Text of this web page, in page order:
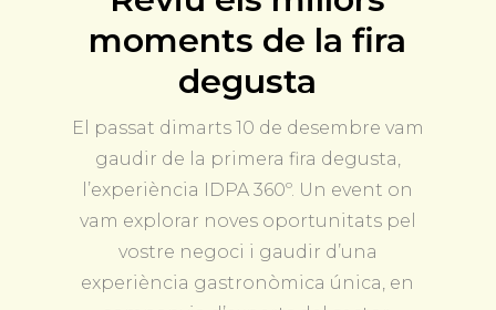
moments de la fira
degusta
El passat dimarts 10 de desembre vam
gaudir de la primera fira degusta,
l’experiència IDPA 360º. Un event on
vam explorar noves oportunitats pel
vostre negoci i gaudir d’una
experiència gastronòmica única, en